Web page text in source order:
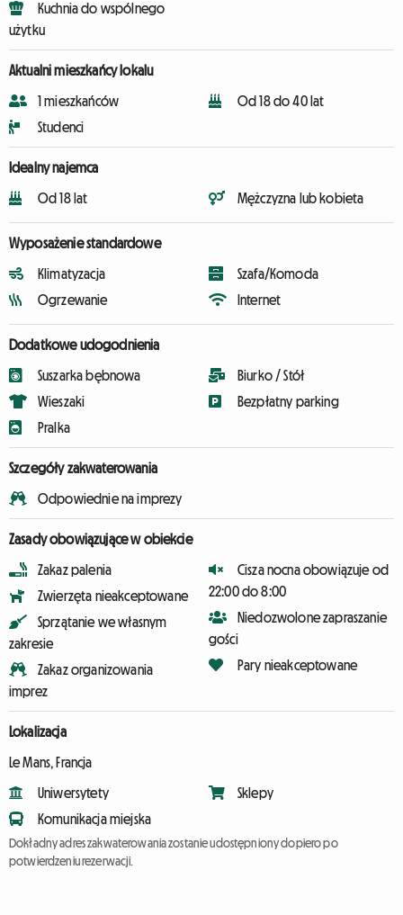
Kuchnia do wspólnego
użytku
Aktualni mieszkańcy lokalu
1 mieszkańców
Studenci
Od 18 do 40 lat
Idealny najemca
Od 18 lat Mężczyzna lub kobieta
Wyposażenie standardowe
Klimatyzacja
Ogrzewanie
Szafa/Komoda
Internet
Dodatkowe udogodnienia
Suszarka bębnowa
Wieszaki
Pralka
Biurko / Stół
Bezpłatny parking
Szczegóły zakwaterowania
Odpowiednie na imprezy
Zasady obowiązujące w obiekcie
Zakaz palenia
Zwierzęta nieakceptowane
Sprzątanie we własnym
zakresie
Zakaz organizowania
imprez
Cisza nocna obowiązuje od
22:00 do 8:00
Niedozwolone zapraszanie
gości
Pary nieakceptowane
Lokalizacja
Le Mans, Francja
Uniwersytety
Komunikacja miejska
Sklepy
Dokładny adres zakwaterowania zostanie udostępniony dopiero po
potwierdzeniu rezerwacji.